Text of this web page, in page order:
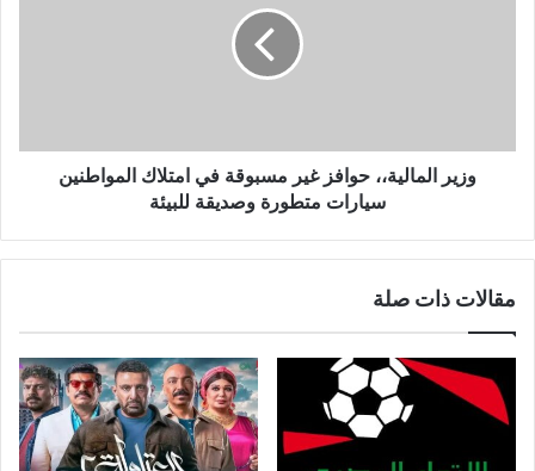
وزير المالية،، حوافز غير مسبوقة في امتلاك المواطنين
سيارات متطورة وصديقة للبيئة
مقالات ذات صلة